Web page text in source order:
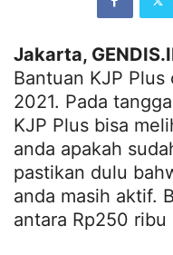
Jakarta,
Bantuan KJP
2021. Pada
KJP Plus bisa
anda apakah
pastikan dulu
anda masih aktif.
antara Rp250